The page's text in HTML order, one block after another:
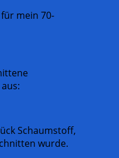
mein 70-
Schaumstoff,
wurde.